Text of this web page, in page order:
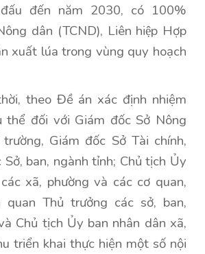
đến năm 2030, có 100%
dân (TCND), Liên hiệp Hợp
xuất lúa trong vùng quy hoạch
theo Đề án xác định nhiệm
thể đối với Giám đốc Sở Nông
Giám đốc Sở Tài chính,
ban, ngành tỉnh; Chủ tịch Ủy
xã, phường và các cơ quan,
Thủ trưởng các sở, ban,
Chủ tịch Ủy ban nhân dân xã,
triển khai thực hiện một số nội